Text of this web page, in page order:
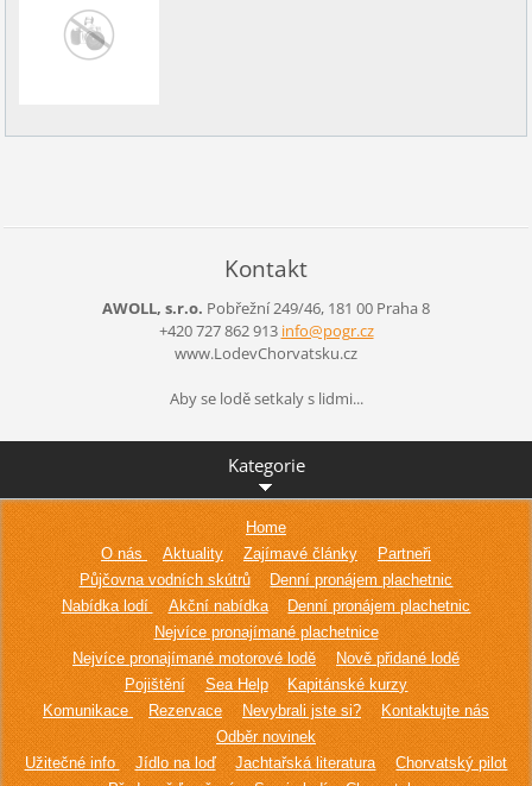
Kontakt
AWOLL, s.r.o. Pobřežní 249/46, 181 00 Praha 8
+420 727 862 913 info@pogr.cz
www.LodevChorvatsku.cz
Aby se lodě setkaly s lidmi...
Kategorie
Home
O nás
Aktuality Zajímavé články
Partneři
Půjčovna vodních skútrů
Denní pronájem plachetnic
Nabídka lodí
Akční nabídka
Denní pronájem plachetnic
Nejvíce pronajímané plachetnice
Nejvíce pronajímané motorové lodě
Nově přidané lodě
Pojištění
Sea Help
Kapitánské kurzy
Komunikace
Rezervace Nevybrali jste si?
Kontaktujte nás
Odběr novinek
Užitečné info
Jídlo na loď Jachtařská literatura
Chorvatský pilot